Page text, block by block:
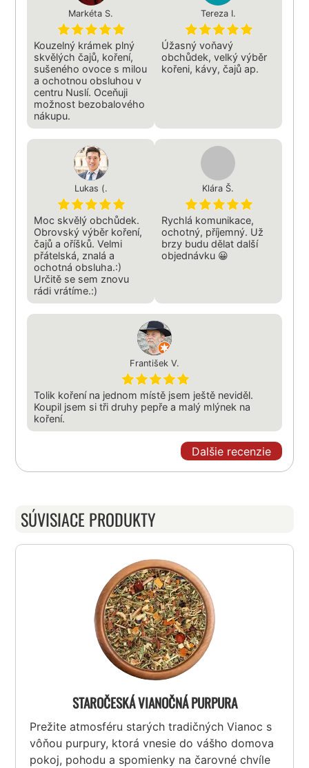
Markéta S.
Kouzelný krámek plný
skvělých čajů, koření,
sušeného ovoce s milou
a ochotnou obsluhou v
centru Nuslí. Oceňuji
možnost bezobalového
nákupu.
Tereza I.
Úžasný voňavý
obchůdek, velký výběr
kořeni, kávy, čajů ap.
Lukas (.
Moc skvělý obchůdek.
Obrovský výběr koření,
čajů a oříšků. Velmi
přátelská, znalá a
ochotná obsluha.:)
Určitě se sem znovu
rádi vrátíme.:)
Klára Š.
Rychlá komunikace,
ochotný, příjemný. Už
brzy budu dělat další
objednávku 😀
František V.
Tolik koření na jednom místě jsem ještě neviděl.
Koupil jsem si tři druhy pepře a malý mlýnek na
koření.
Dalšie recenzie
SÚVISIACE PRODUKTY
STAROČESKÁ VIANOČNÁ PURPURA
Prežite atmosféru starých tradičných Vianoc s
vôňou purpury, ktorá vnesie do vášho domova
pokoj, pohodu a spomienky na čarovné chvíle